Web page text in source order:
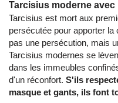
Tarcisius moderne
Tarcisius est mort aux
persécutée pour apporter
pas une persécution, mais
Tarcisius modernes se
dans les immeubles
d'un réconfort. S'ils
masque et gants, ils font